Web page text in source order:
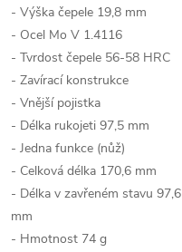
- Výška čepele 19,8 mm
- Ocel Mo V 1.4116
- Tvrdost čepele 56-58 HRC
- Zavírací konstrukce
- Vnější pojistka
- Délka rukojeti 97,5 mm
- Jedna funkce (nůž)
- Celková délka 170,6 mm
- Délka v zavřeném stavu 97,6
mm
- Hmotnost 74 g